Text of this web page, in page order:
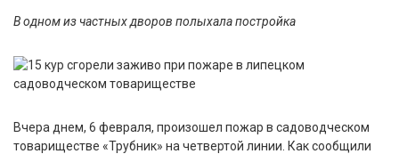
В одном из частных дворов полыхала постройка
Вчера днем, 6 февраля, произошел пожар в садоводческом
товариществе «Трубник» на четвертой линии. Как сообщили